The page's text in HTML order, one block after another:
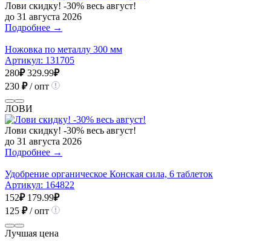
Лови скидку! -30% весь август!
до 31 августа 2026
Подробнее →
Ножовка по металлу 300 мм
Артикул: 131705
280₽ 329.99₽
230 ₽/ опт
ЛОВИ
Лови скидку! -30% весь август!
до 31 августа 2026
Подробнее →
Удобрение органическое Конская сила, 6 таблеток
Артикул: 164822
152₽ 179.99₽
125 ₽/ опт
Лучшая цена